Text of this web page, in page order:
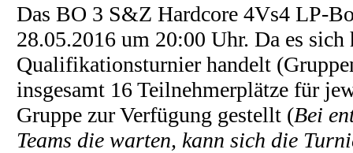
Das BO 3 S&Z Hardcore 4Vs4 LP-
28.05.2016 um 20:00 Uhr. Da es
Qualifikationsturnier handelt
insgesamt 16 Teilnehmerplätze für
Gruppe zur Verfügung gestellt (Bei
Teams die warten, kann sich die